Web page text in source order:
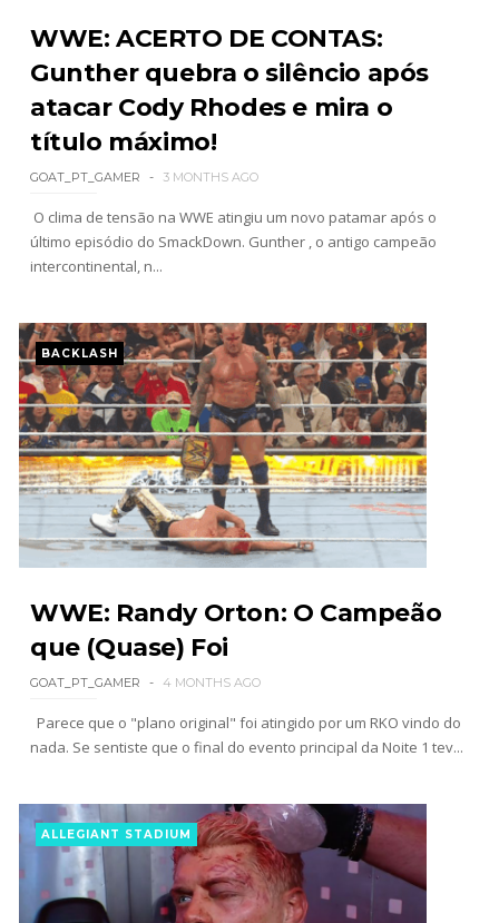
WWE SummerSlam 2026 - Sunday
Unknown- Aug 02 2026
WWE Main Event, July 30, 2026
Unknown- Aug 02 2026
Lucha Libre AAA: Verano De Escándalo 2026 -
Semana 2
Unknown-Aug 02 2026
Semana em Sexyness No.52
SCSA867-Aug 02 2026
WWE SummerSlam 2026 - Saturday
Unknown -Aug 01 2026
WWE Friday Night Smackdown 31 July 2026
Unknown-Aug 01 2026
TNA iMPACT Wrestling 30 July 2026
Unknown-Jul 31 2026
WWE: ACERTO DE CONTAS:
Gunther quebra o silêncio após
atacar Cody Rhodes e mira o
título máximo!
GOAT_PT_GAMER 3 MONTHS AGO
O clima de tensão na WWE atingiu um novo patamar após o
último episódio do SmackDown. Gunther , o antigo campeão
intercontinental, n...
BACKLASH
WWE: Randy Orton: O Campeão
que (Quase) Foi
GOAT_PT_GAMER 4 MONTHS AGO
Parece que o "plano original" foi atingido por um RKO vindo do
nada. Se sentiste que o final do evento principal da Noite 1 tev...
ALLEGIANT STADIUM